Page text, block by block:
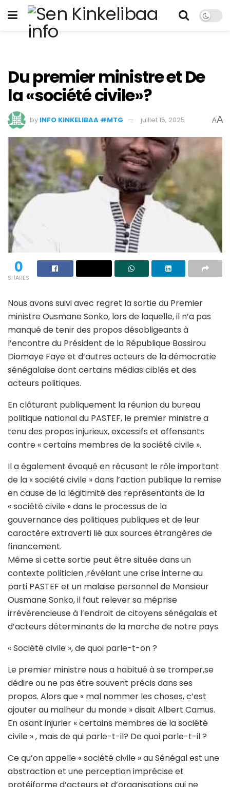
Du premier ministre et De
la «société civile»?
by INFO KINKELIBAA #MTG juillet 15, 2025 AA
0
SHARES
Nous avons suivi avec regret la sortie du Premier
ministre Ousmane Sonko, lors de laquelle, il n’a pas
manqué de tenir des propos désobligeants à
l’encontre du Président de la République Bassirou
Diomaye Faye et d’autres acteurs de la démocratie
sénégalaise dont certains médias ciblés et des
acteurs politiques.
En clôturant publiquement la réunion du bureau
politique national du PASTEF, le premier ministre a
tenu des propos injurieux, excessifs et offensants
contre « certains membres de la société civile ».
Il a également évoqué en récusant le rôle important
de la « société civile » dans l’action publique la remise
en cause de la légitimité des représentants de la
« société civile » dans le processus de la
gouvernance des politiques publiques et de leur
caractère extraverti lié aux sources étrangères de
financement.
Même si cette sortie peut être située dans un
contexte politicien ,révélant une crise interne au
parti PASTEF et un malaise personnel de Monsieur
Ousmane Sonko, il faut relever sa méprise
irrévérencieuse à l’endroit de citoyens sénégalais et
d’acteurs déterminants de la marche de notre pays.
« Société civile », de quoi parle-t-on ?
Le premier ministre nous a habitué à se tromper,se
dédire ou ne pas être souvent précis dans ses
propos. Alors que « mal nommer les choses, c’est
ajouter au malheur du monde » disait Albert Camus.
En osant injurier « certains membres de la société
civile » , mais de qui parle-t-il? De quoi parle-t-il ?
Ce qu’on appelle « société civile » au Sénégal est une
abstraction et une perception imprécise et